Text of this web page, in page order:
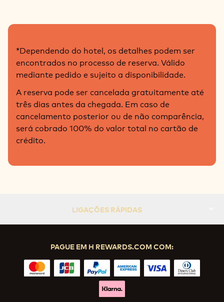
*Dependendo do hotel, os detalhes podem ser
encontrados no processo de reserva. Válido
mediante pedido e sujeito a disponibilidade.
A reserva pode ser cancelada gratuitamente até
três dias antes da chegada. Em caso de
cancelamento posterior ou de não comparência,
será cobrado 100% do valor total no cartão de
crédito.
LIGAÇÕES RÁPIDAS
PAGUE EM H REWARDS.COM COM: